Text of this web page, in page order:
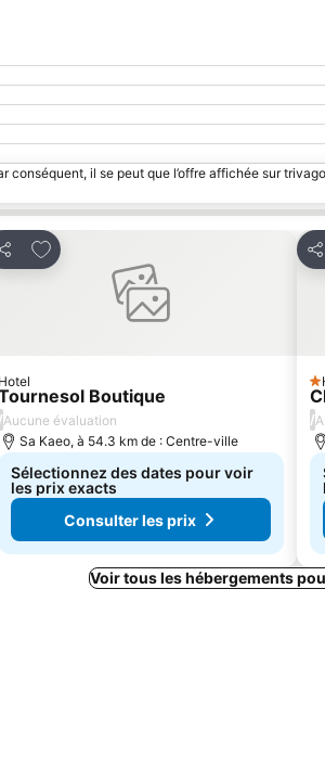
Agrandir la carte
il se peut que l’offre affichée sur
Partager
Ajouter à mes favoris
Hotel
Boutique
/Aucune évaluation
Sa Kaeo, à 54.3 km de : Centre-ville
Sélectionnez des dates pour voir
les prix exacts
Consulter les prix
1
/
Voir tous les hébergements